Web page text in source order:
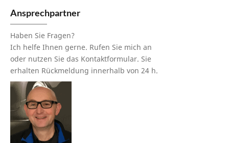
Ansprechpartner
Haben Sie Fragen?
Ich helfe Ihnen gerne. Rufen Sie mich an
oder nutzen Sie das Kontaktformular. Sie
erhalten Rückmeldung innerhalb von 24 h.